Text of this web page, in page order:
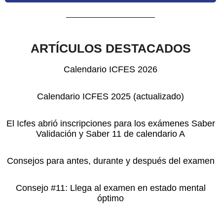
ARTÍCULOS DESTACADOS
Calendario ICFES 2026
Calendario ICFES 2025 (actualizado)
El Icfes abrió inscripciones para los exámenes Saber
Validación y Saber 11 de calendario A
Consejos para antes, durante y después del examen
Consejo #11: Llega al examen en estado mental
óptimo